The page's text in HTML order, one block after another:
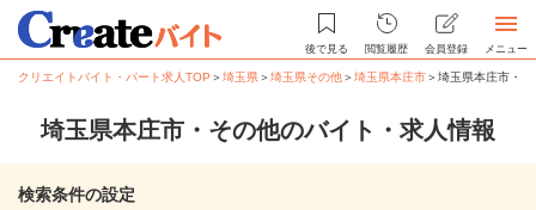
後で見る 閲覧履歴 会員登録 メニュー
クリエイトバイト・パート求人TOP ＞埼玉県＞埼玉県その他＞埼玉県本庄市＞埼玉県本庄市・
埼玉県本庄市・その他のバイト・求人情報
検索条件の設定